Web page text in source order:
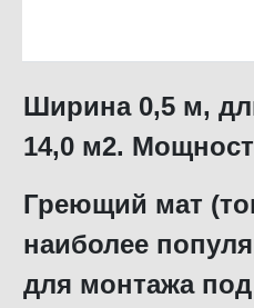
Ширина 0,5 м,
14,0 м2.
Греющий мат
наиболее
для монтажа под